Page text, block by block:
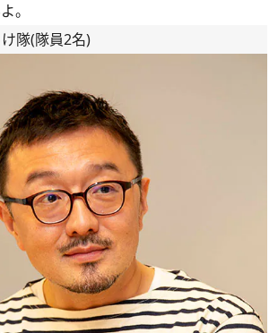
。
隊(隊員2名)